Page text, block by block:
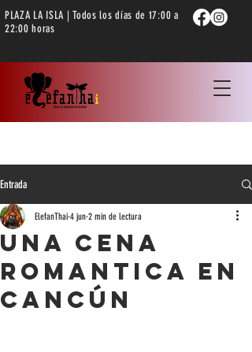
PLAZA LA ISLA | Todos los días de 17:00 a
22:00 horas
Entrada
una cena
romantica en
cancún
ElefanThai 4 jun 2 min de lectura